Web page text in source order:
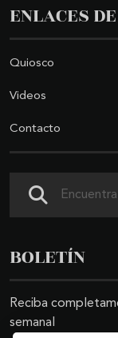
ENLACES
Quiosco
Videos
Contacto
BOLETÍN
Reciba
semanal